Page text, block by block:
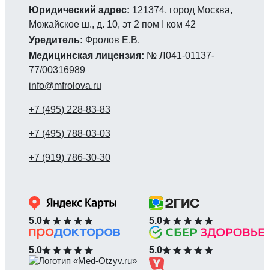
Юридический адрес: 121374, город Москва,
Можайское ш., д. 10, эт 2 пом I ком 42
Уредитель: Фролов Е.В.
Медицинская лицензия: № Л041-01137-
77/00316989
info@mfrolova.ru
5.0 5.0
5.0 5.0